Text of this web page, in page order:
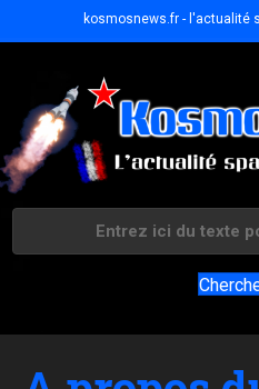
kosmosnews.fr - l'actualité